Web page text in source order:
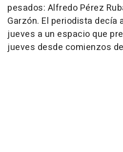
pesados: Alfredo Pérez
Garzón. El periodista decía
jueves a un espacio que
jueves desde comienzos